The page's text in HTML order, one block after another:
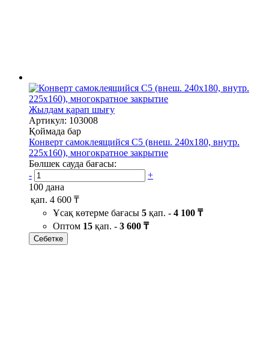
Жылдам қарап шығу
Артикул: 103008
Қоймада бар
Конверт самоклеящийся С5 (внеш. 240х180, внутр.
225х160), многократное закрытие
Бөлшек сауда бағасы:
-
+
100 дана
қап. 4 600 ₸
Ұсақ көтерме бағасы 5 қап. - 4 100 ₸
Оптом 15 қап. - 3 600 ₸
Себетке